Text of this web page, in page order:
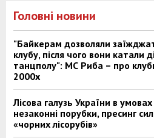
Головні новини
"Байкерам дозволяли
клубу, після чого вони катали
танцполу": МС Риба – про
2000х
Лісова галузь України в умовах
незаконні порубки, пресинг
«чорних лісорубів»